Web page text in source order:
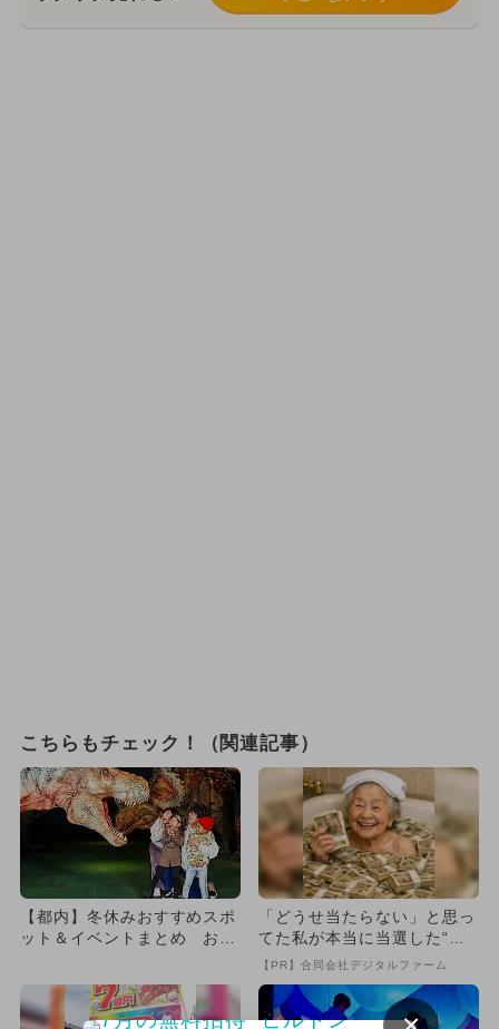
こちらもチェック！（関連記事）
【都内】冬休みおすすめスポ
ット＆イベントまとめ お得
「どうせ当たらない」と思っ
てた私が本当に当選した“買
い方”がこれ
【PR】合同会社デジタルファーム